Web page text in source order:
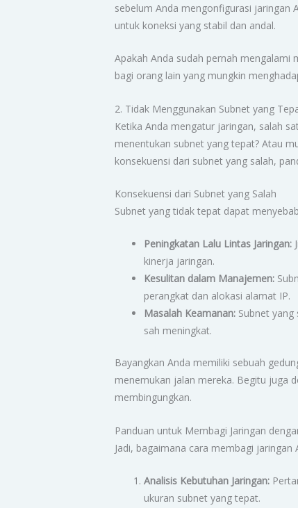
sebelum Anda mengonfigurasi jaringan
untuk koneksi yang stabil dan andal.
Apakah Anda sudah pernah mengalami
bagi orang lain yang mungkin
2. Tidak Menggunakan Subnet yang
Ketika Anda mengatur jaringan, salah
menentukan subnet yang tepat? Atau
konsekuensi dari subnet yang salah,
Konsekuensi dari Subnet yang Salah
Subnet yang tidak tepat dapat
Peningkatan Lalu Lintas Jaringan:
kinerja jaringan.
Kesulitan dalam Manajemen:
perangkat dan alokasi alamat IP.
Masalah Keamanan: Subnet
sah meningkat.
Bayangkan Anda memiliki sebuah
menemukan jalan mereka. Begitu juga
membingungkan.
Panduan untuk Membagi Jaringan
Jadi, bagaimana cara membagi
Analisis Kebutuhan Jaringan:
ukuran subnet yang tepat.